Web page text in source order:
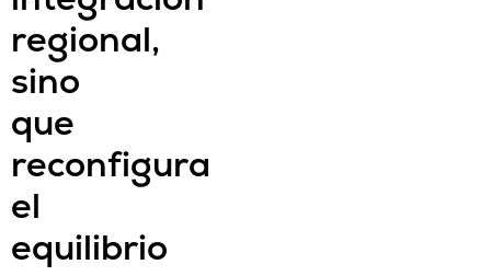
regional,
sino
que
reconfigura
el
equilibrio